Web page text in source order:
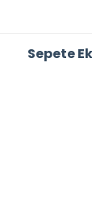
Sepete